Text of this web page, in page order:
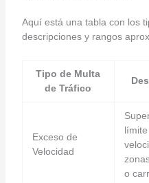
Aquí está una tabla con los
descripciones y rangos
Tipo de Multa
de Tráfico
Exceso de
Velocidad
o